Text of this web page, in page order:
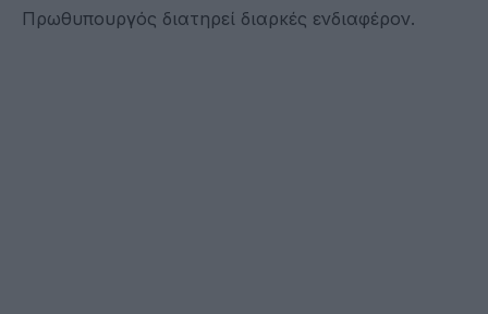
Πρωθυπουργός διατηρεί διαρκές ενδιαφέρον.